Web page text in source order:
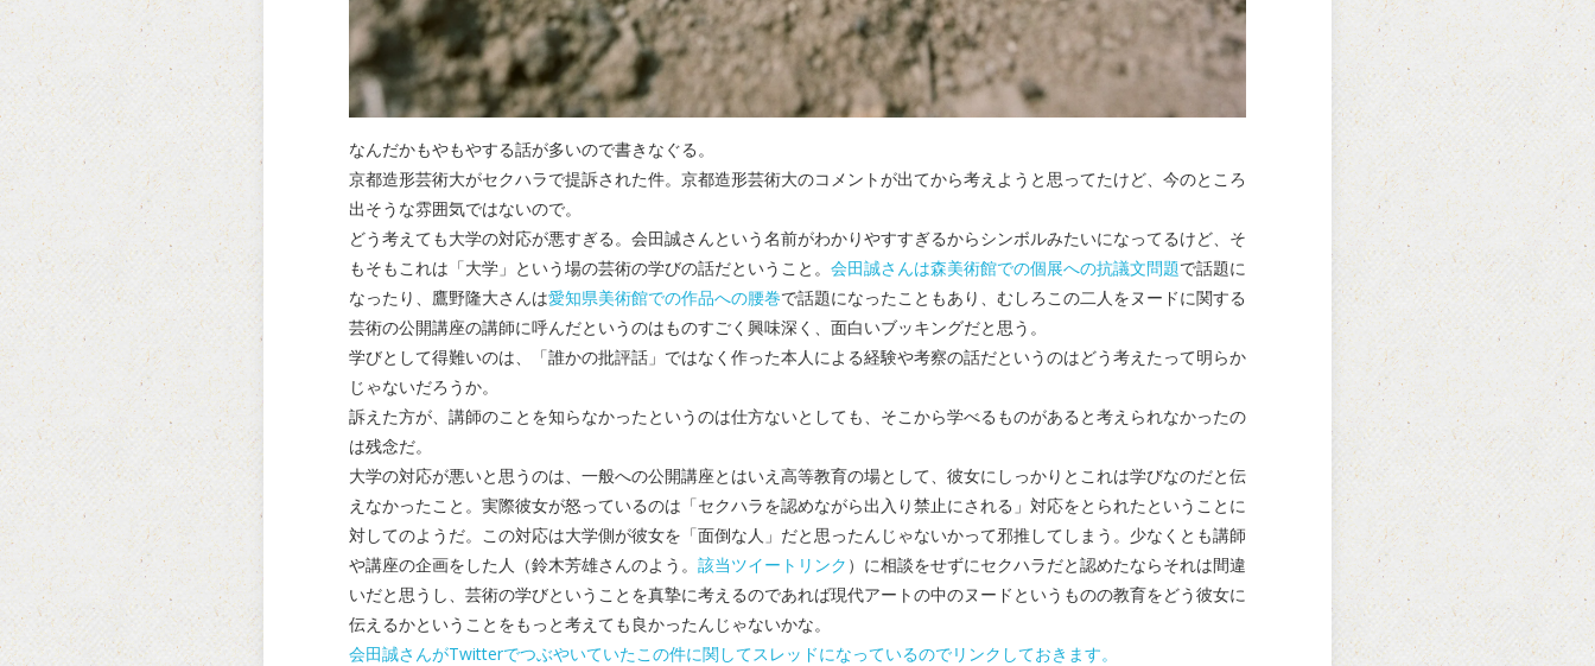
なんだかもやもやする話が多いので書きなぐる。
京都造形芸術大がセクハラで提訴された件。京都造形芸術大のコメントが出てから考えようと思ってたけど、今のところ
出そうな雰囲気ではないので。
どう考えても大学の対応が悪すぎる。会田誠さんという名前がわかりやすすぎるからシンボルみたいになってるけど、そ
もそもこれは「大学」という場の芸術の学びの話だということ。 会田誠さんは森美術館での個展への抗議文問題で話題に
なったり、鷹野隆大さんは愛知県美術館での作品への腰巻で話題になったこともあり、むしろこの二人をヌードに関する
芸術の公開講座の講師に呼んだというのはものすごく興味深く、面白いブッキングだと思う。
学びとして得難いのは、「誰かの批評話」ではなく作った本人による経験や考察の話だというのはどう考えたって明らか
じゃないだろうか。
訴えた方が、講師のことを知らなかったというのは仕方ないとしても、そこから学べるものがあると考えられなかったの
は残念だ。
大学の対応が悪いと思うのは、一般への公開講座とはいえ高等教育の場として、彼女にしっかりとこれは学びなのだと伝
えなかったこと。実際彼女が怒っているのは「セクハラを認めながら出入り禁止にされる」対応をとられたということに
対してのようだ。この対応は大学側が彼女を「面倒な人」だと思ったんじゃないかって邪推してしまう。少なくとも講師
や講座の企画をした人（鈴木芳雄さんのよう。 該当ツイートリンク ）に相談をせずにセクハラだと認めたならそれは間違
いだと思うし、芸術の学びということを真摯に考えるのであれば現代アートの中のヌードというものの教育をどう彼女に
伝えるかということをもっと考えても良かったんじゃないかな。
会田誠さんがTwitterでつぶやいていたこの件に関してスレッドになっているのでリンクしておきます。